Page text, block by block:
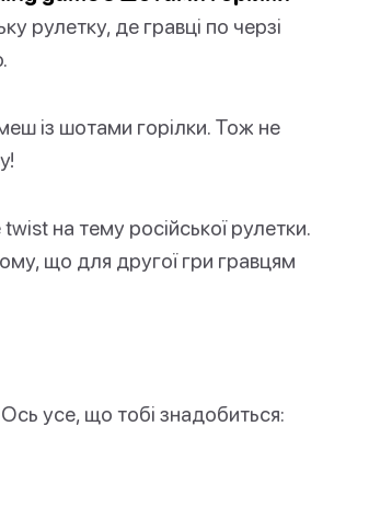
рулетку, де гравці по черзі
із шотами горілки. Тож не
на тему російської рулетки.
що для другої гри гравцям
Ось усе, що тобі знадобиться: